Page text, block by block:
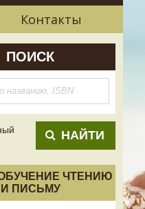
Контакты
ПОИСК
НАЙТИ
ЧТЕНИЮ
И ПИСЬМУ